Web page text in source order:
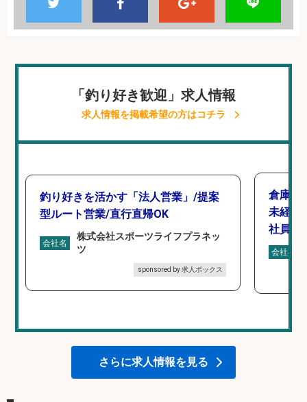
「釣り好き歓迎」求人情報
求人情報を掲載希望の方はコチラ
釣り好きを活かす「法人営業」/提案
型ルート営業/直行直帰OK
会社名
株式会社スポーツライフプラネッ
ツ
sponsored by 求人ボックス
倉庫で
未経験
社員登
会社名
さらに求人情報を見る